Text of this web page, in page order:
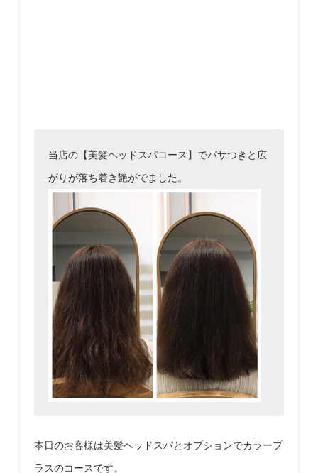
当店の【美髪ヘッドスパコース】でパサつきと広
がりが落ち着き艶がでました。
本日のお客様は美髪ヘッドスパとオプションでカラープ
ラスのコースです。